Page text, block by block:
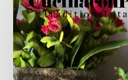
integrali
fritte